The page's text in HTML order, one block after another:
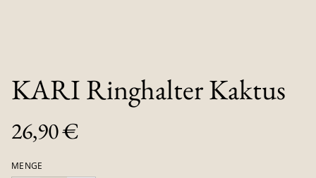
KARI Ringhalter Kaktus
26,90 €
MENGE